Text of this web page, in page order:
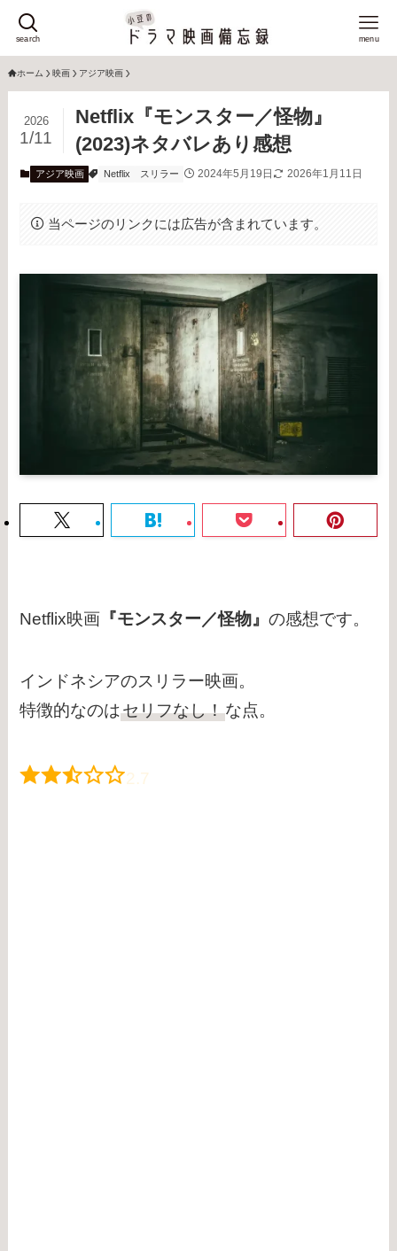
search menu
ホーム 映画 アジア映画
Netflix『モンスター／怪物』
(2023)ネタバレあり感想
2026
1/11
アジア映画 Netflix スリラー 2024年5月19日 2026年1月11日
当ページのリンクには広告が含まれています。
Netflix映画 『モンスター／怪物』の感想です。
インドネシアのスリラー映画。
特徴的なのはセリフなし！な点。
2.7